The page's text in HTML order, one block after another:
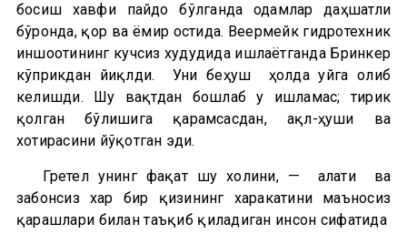
босиш хавфи пайдо бўлганда одамлар даҳшатли
бўронда, қор ва ёмғир остида. Веермейк гидротехник
иншоотининг кучсиз худудида ишлаётганда Бринкер
кўприкдан йиқлди. Уни беҳуш ҳолда уйга олиб
келишди. Шу вақтдан бошлаб у ишламас; тирик
қолган бўлишига қарамсасдан, ақл-ҳуши ва
хотирасини йўқотган эди.
Гретел унинг фақат шу холини, — ғалати ва
забонсиз хар бир қизининг харакатини маъносиз
қарашлари билан таъқиб қиладиган инсон сифатида